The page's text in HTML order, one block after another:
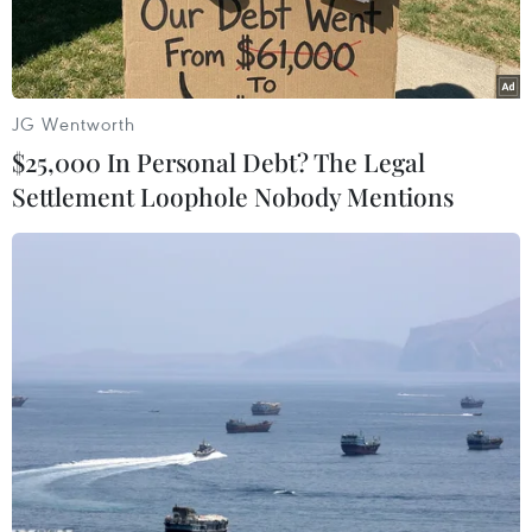
Bộ trưởng Bộ Thương mại Trung Quốc, ông Vương Văn Đào.
Ngày 29/5, Bộ Thương mại Trung Quốc cho biết
Bộ trưởng bộ này, ông Vương Văn Đào, đã hối
thúc Nhật Bản "sửa sai" trong việc áp đặt kiểm
soát xuất khẩu chip.
JG Wentworth
$25,000 In Personal Debt? The Legal
Settlement Loophole Nobody Mentions